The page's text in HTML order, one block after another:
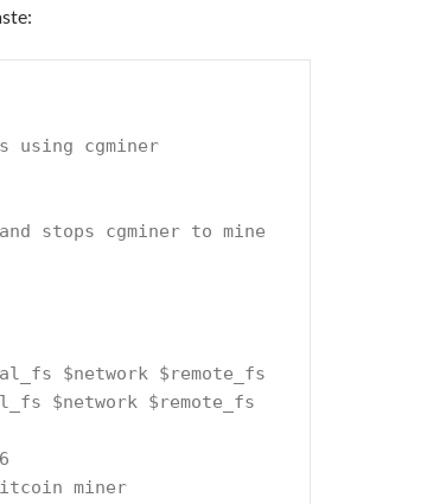
using cgminer
stops cgminer to mine
$network $remote_fs
$network $remote_fs
miner